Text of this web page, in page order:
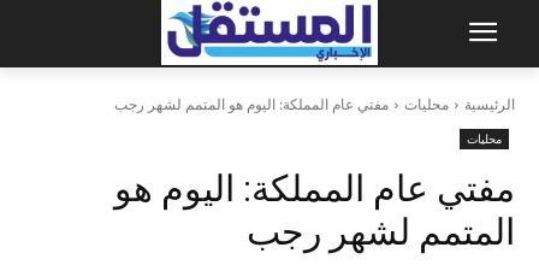
الرئيسية محليات مفتي عام المملكة: اليوم هو المتمم لشهر رجب
محليات
مفتي عام المملكة: اليوم هو
المتمم لشهر رجب